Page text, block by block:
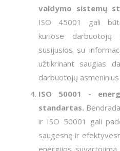
valdymo sistemų
ISO 45001 gali
kuriose
susijusios su
užtikrinant saugias
darbuotojų
ISO 50001 -
standartas.
ir ISO 50001 gali
saugesnę ir
energijos